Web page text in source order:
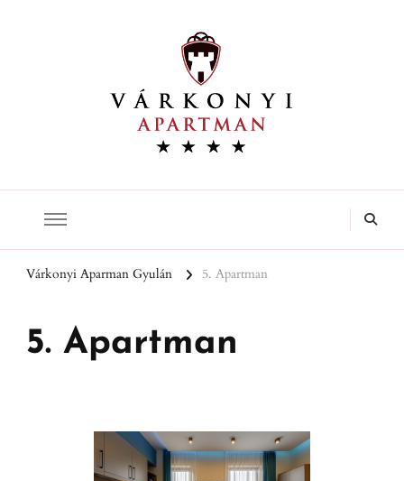
Várkonyi Aparman Gyulán 5. Apartman
5. Apartman